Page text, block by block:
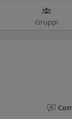
Gruppi